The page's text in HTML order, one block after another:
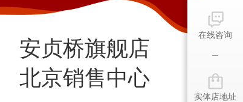
安贞桥旗舰店
北京销售中心
在线咨询
实体店地址